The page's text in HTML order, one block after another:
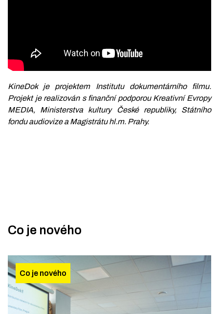
KineDok je projektem Institutu dokumentárního filmu.
Projekt je realizován s finanční podporou Kreativní Evropy
MEDIA, Ministerstva kultury České republiky, Státního
fondu audiovize a Magistrátu hl.m. Prahy.
Co je nového
Co je nového